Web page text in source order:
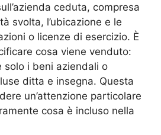
ceduta, compresa
svolta, l’ubicazione e le
o licenze di esercizio. È
cosa viene venduto:
solo i beni aziendali o
ditta e insegna. Questa
un’attenzione particolare
cosa è incluso nella